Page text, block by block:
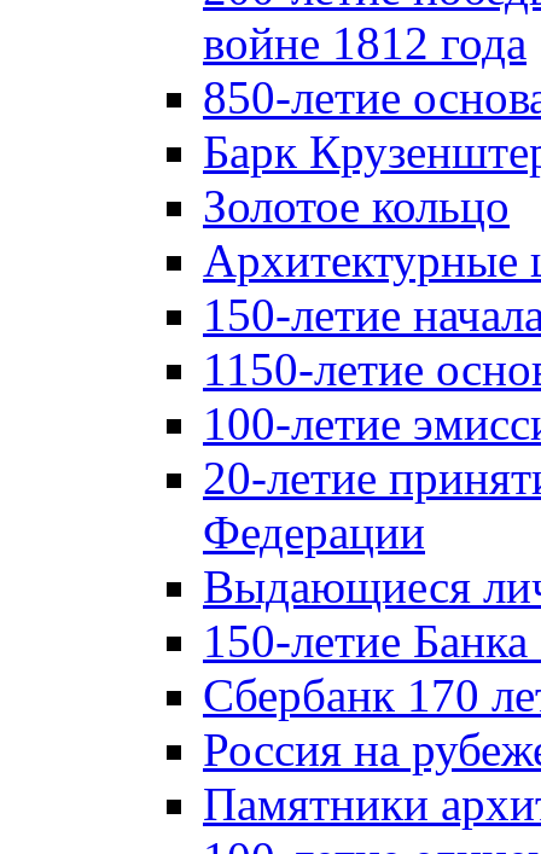
войне 1812 года
850-летие
Барк
Золотое кольцо
Архитектурные
150-летие
1150-летие
100-летие
20-летие
Федерации
Выдающиеся
150-летие
Сбербанк 170
Россия на
Памятники